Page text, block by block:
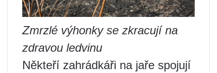
Zmrzlé výhonky se zkracují na
zdravou ledvinu
Někteří zahrádkáři na jaře spojují